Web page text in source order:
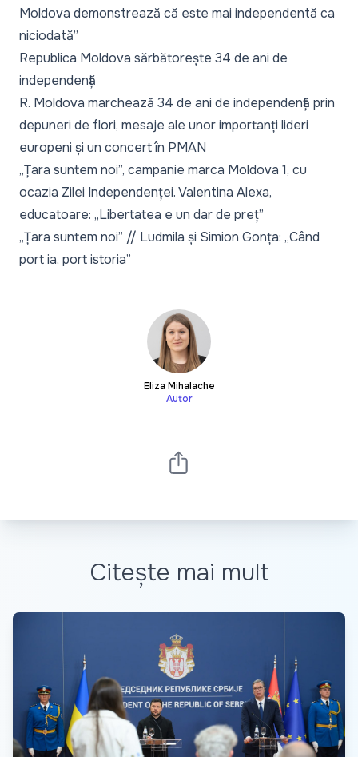
Moldova demonstrează că este mai independentă ca
niciodată”
Republica Moldova sărbătorește 34 de ani de
independență
R. Moldova marchează 34 de ani de independență prin
depuneri de flori, mesaje ale unor importanți lideri
europeni și un concert în PMAN
„Țara suntem noi”, campanie marca Moldova 1, cu
ocazia Zilei Independenței. Valentina Alexa,
educatoare: „Libertatea e un dar de preț”
„Țara suntem noi” // Ludmila și Simion Gonța: „Când
port ia, port istoria”
Eliza Mihalache
Autor
Citește mai mult